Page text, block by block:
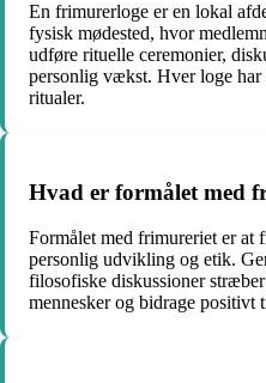
En frimurerloge er en lokal
fysisk mødested, hvor
udføre rituelle ceremonier,
personlig vækst. Hver loge har
ritualer.
Hvad er formålet med
Formålet med frimureriet er at
personlig udvikling og etik.
filosofiske diskussioner
mennesker og bidrage positivt